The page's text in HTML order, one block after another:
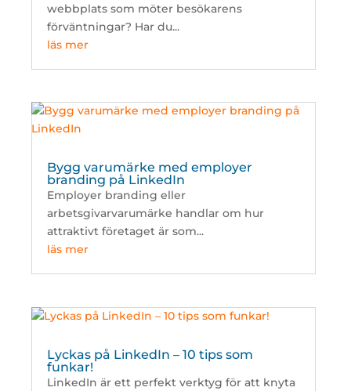
webbplats som möter besökarens
förväntningar? Har du...
läs mer
Bygg varumärke med employer
branding på LinkedIn
Employer branding eller
arbetsgivarvarumärke handlar om hur
attraktivt företaget är som...
läs mer
Lyckas på LinkedIn – 10 tips som
funkar!
LinkedIn är ett perfekt verktyg för att knyta